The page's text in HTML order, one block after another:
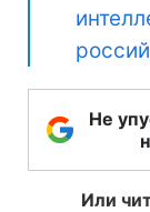
Не
Или